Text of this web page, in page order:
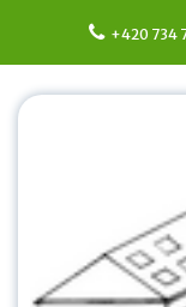
content
+420 734